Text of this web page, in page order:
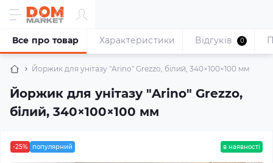
Йоржик для унітазу "Arino" Grezzo, білий, 340×100×100 мм
Йоржик для унітазу "Arino" Grezzo,
білий, 340×100×100 мм
Все про товар Характеристики Відгуків 0
-25% популярний в наявності